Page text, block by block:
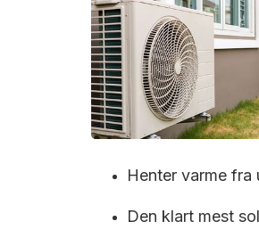
Henter varme fra
Den klart mest